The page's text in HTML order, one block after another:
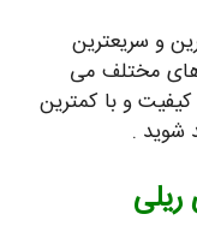
و سریعترین
های مختلف می
کیفیت و با کمترین
شوید .
ریلی